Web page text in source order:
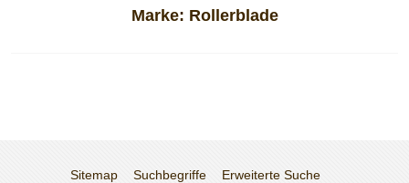
Marke: Rollerblade
Sitemap Suchbegriffe Erweiterte Suche